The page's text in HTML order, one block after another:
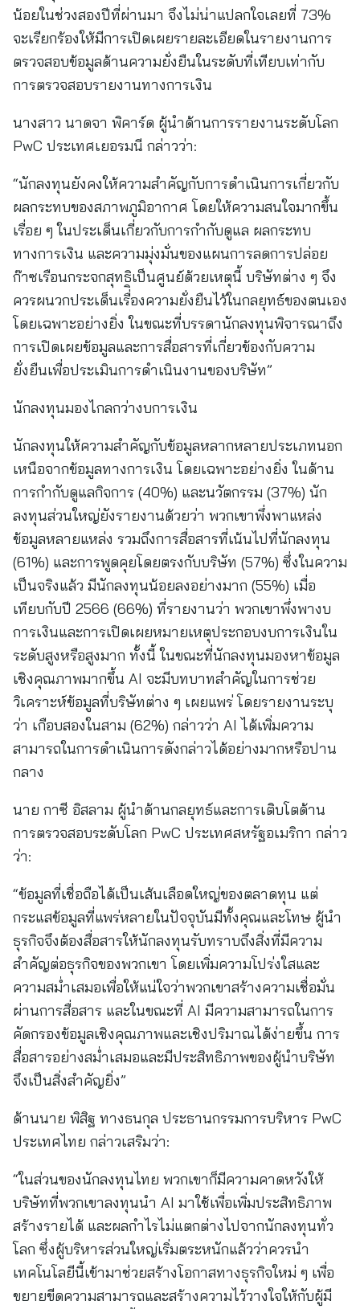
น้อยในช่วงสองปีที่ผ่านมา จึงไม่น่าแปลกใจเลยที่ 73%
จะเรียกร้องให้มีการเปิดเผยรายละเอียดในรายงานการ
ตรวจสอบข้อมูลด้านความยั่งยืนในระดับที่เทียบเท่ากับ
การตรวจสอบรายงานทางการเงิน
นางสาว นาดจา พิคาร์ด ผู้นำด้านการรายงานระดับโลก
PwC ประเทศเยอรมนี กล่าวว่า:
“นักลงทุนยังคงให้ความสำคัญกับการดำเนินการเกี่ยวกับ
ผลกระทบของสภาพภูมิอากาศ โดยให้ความสนใจมากขึ้น
เรื่อย ๆ ในประเด็นเกี่ยวกับการกำกับดูแล ผลกระทบ
ทางการเงิน และความมุ่งมั่นของแผนการลดการปล่อย
ก๊าซเรือนกระจกสุทธิเป็นศูนย์ด้วยเหตุนี้ บริษัทต่าง ๆ จึง
ควรผนวกประเด็นเรื่ิองความยั่งยืนไว้ในกลยุทธ์ของตนเอง
โดยเฉพาะอย่างยิ่ง ในขณะที่บรรดานักลงทุนพิจารณาถึง
การเปิดเผยข้อมูลและการสื่อสารที่เกี่ยวข้องกับความ
ยั่งยืนเพื่อประเมินการดำเนินงานของบริษัท”
นักลงทุนมองไกลกว่างบการเงิน
นักลงทุนให้ความสำคัญกับข้อมูลหลากหลายประเภทนอก
เหนือจากข้อมูลทางการเงิน โดยเฉพาะอย่างยิ่ง ในด้าน
การกำกับดูแลกิจการ (40%) และนวัตกรรม (37%) นัก
ลงทุนส่วนใหญ่ยังรายงานด้วยว่า พวกเขาพึ่งพาแหล่ง
ข้อมูลหลายแหล่ง รวมถึงการสื่อสารที่เน้นไปที่นักลงทุน
(61%) และการพูดคุยโดยตรงกับบริษัท (57%) ซึ่งในความ
เป็นจริงแล้ว มีนักลงทุนน้อยลงอย่างมาก (55%) เมื่อ
เทียบกับปี 2566 (66%) ที่รายงานว่า พวกเขาพึ่งพางบ
การเงินและการเปิดเผยหมายเหตุประกอบงบการเงินใน
ระดับสูงหรือสูงมาก ทั้งนี้ ในขณะที่นักลงทุนมองหาข้อมูล
เชิงคุณภาพมากขึ้น AI จะมีบทบาทสำคัญในการช่วย
วิเคราะห์ข้อมูลที่บริษัทต่าง ๆ เผยแพร่ โดยรายงานระบุ
ว่า เกือบสองในสาม (62%) กล่าวว่า AI ได้เพิ่มความ
สามารถในการดำเนินการดังกล่าวได้อย่างมากหรือปาน
กลาง
นาย กาซี อิสลาม ผู้นำด้านกลยุทธ์และการเติบโตด้าน
การตรวจสอบระดับโลก PwC ประเทศสหรัฐอเมริกา กล่าว
ว่า:
“ข้อมูลที่เชื่อถือได้เป็นเส้นเลือดใหญ่ของตลาดทุน แต่
กระแสข้อมูลที่แพร่หลายในปัจจุบันมีทั้งคุณและโทษ ผู้นำ
ธุรกิจจึงต้องสื่อสารให้นักลงทุนรับทราบถึงสิ่งที่มีความ
สำคัญต่อธุรกิจของพวกเขา โดยเพิ่มความโปร่งใสและ
ความสม่ำเสมอเพื่อให้แน่ใจว่าพวกเขาสร้างความเชื่อมั่น
ผ่านการสื่อสาร และในขณะที่ AI มีความสามารถในการ
คัดกรองข้อมูลเชิงคุณภาพและเชิงปริมาณได้ง่ายขึ้น การ
สื่อสารอย่างสม่ำเสมอและมีประสิทธิภาพของผู้นำบริษัท
จึงเป็นสิ่งสำคัญยิ่ง”
ด้านนาย พิสิฐ ทางธนกุล ประธานกรรมการบริหาร PwC
ประเทศไทย กล่าวเสริมว่า:
“ในส่วนของนักลงทุนไทย พวกเขาก็มีความคาดหวังให้
บริษัทที่พวกเขาลงทุนนำ AI มาใช้เพื่อเพิ่มประสิทธิภาพ
สร้างรายได้ และผลกำไรไม่แตกต่างไปจากนักลงทุนทั่ว
โลก ซึ่งผู้บริหารส่วนใหญ่เริ่มตระหนักแล้วว่าควรนำ
เทคโนโลยีนี้เข้ามาช่วยสร้างโอกาสทางธุรกิจใหม่ ๆ เพื่อ
ขยายขีดความสามารถและสร้างความไว้วางใจให้กับผู้มี